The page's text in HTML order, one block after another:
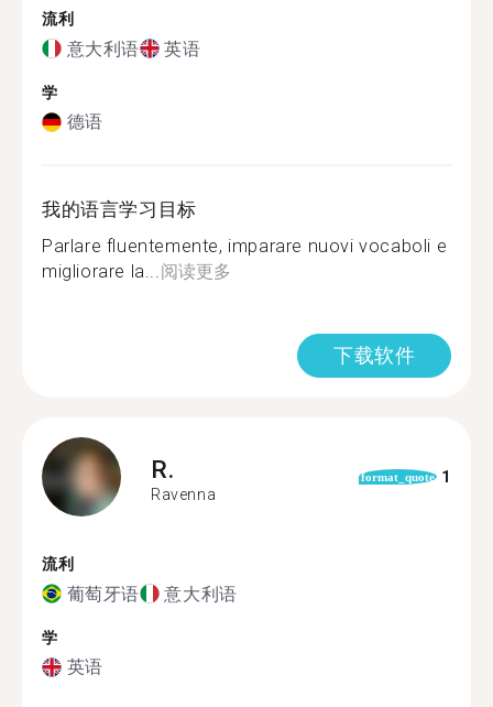
流利
意大利语 英语
学
德语
我的语言学习目标
Parlare fluentemente, imparare nuovi vocaboli e
migliorare la...阅读更多
下载软件
R.
Ravenna
format_quote 1
流利
葡萄牙语 意大利语
学
英语